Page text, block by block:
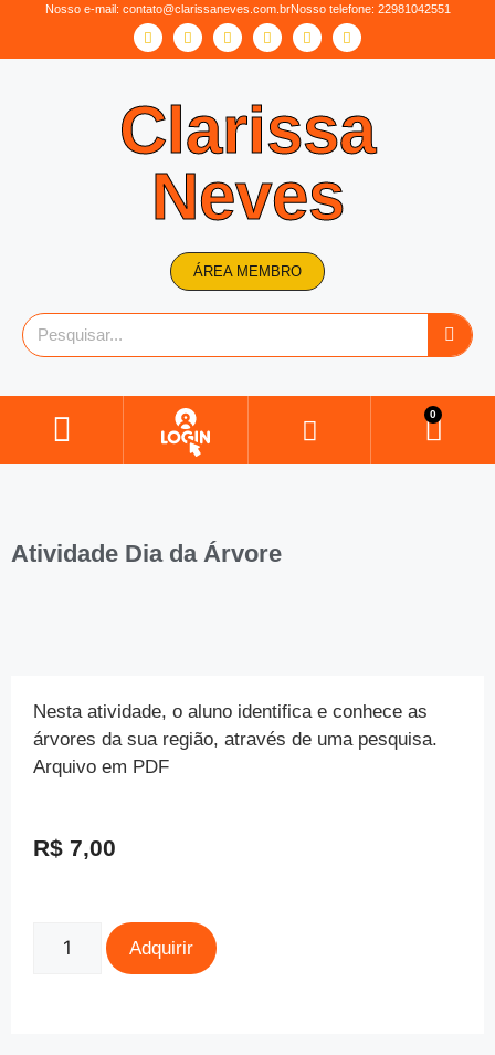
Nosso e-mail: contato@clarissaneves.com.brNosso telefone: 22981042551
Clarissa
Neves
ÁREA MEMBRO
0
Atividade Dia da Árvore
Nesta atividade, o aluno identifica e conhece as
árvores da sua região, através de uma pesquisa.
Arquivo em PDF
R$ 7,00
Adquirir